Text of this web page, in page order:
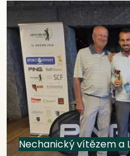
Nechanický vítězem a